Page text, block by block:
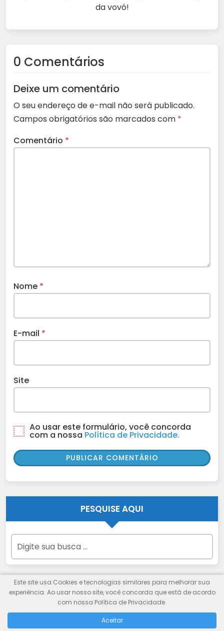
da vovó!
0 Comentários
Deixe um comentário
O seu endereço de e-mail não será publicado.
Campos obrigatórios são marcados com *
Comentário *
Nome *
E-mail *
Site
Ao usar este formulário, você concorda
com a nossa Política de Privacidade.
PESQUISE AQUI
Este site usa Cookies e tecnologias similares para melhorar sua
experiência. Ao usar nosso site, você concorda que está de acordo
com nossa Política de Privacidade.
Aceitar